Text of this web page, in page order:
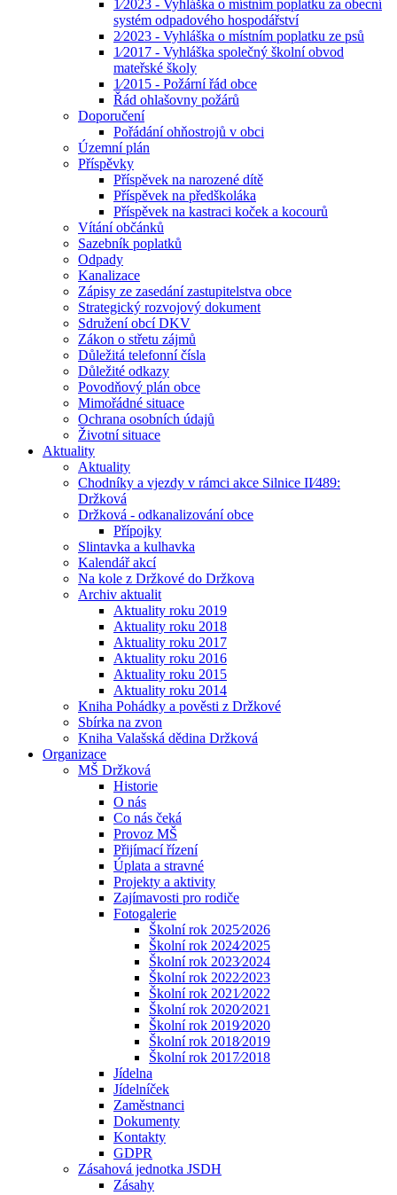
1⁄2023 - Vyhláška o místním poplatku za obecní
systém odpadového hospodářství
2⁄2023 - Vyhláška o místním poplatku ze psů
1⁄2017 - Vyhláška společný školní obvod
mateřské školy
1⁄2015 - Požární řád obce
Řád ohlašovny požárů
Doporučení
Pořádání ohňostrojů v obci
Územní plán
Příspěvky
Příspěvek na narozené dítě
Příspěvek na předškoláka
Příspěvek na kastraci koček a kocourů
Vítání občánků
Sazebník poplatků
Odpady
Kanalizace
Zápisy ze zasedání zastupitelstva obce
Strategický rozvojový dokument
Sdružení obcí DKV
Zákon o střetu zájmů
Důležitá telefonní čísla
Důležité odkazy
Povodňový plán obce
Mimořádné situace
Ochrana osobních údajů
Životní situace
Aktuality
Aktuality
Chodníky a vjezdy v rámci akce Silnice II⁄489:
Držková
Držková - odkanalizování obce
Přípojky
Slintavka a kulhavka
Kalendář akcí
Na kole z Držkové do Držkova
Archiv aktualit
Aktuality roku 2019
Aktuality roku 2018
Aktuality roku 2017
Aktuality roku 2016
Aktuality roku 2015
Aktuality roku 2014
Kniha Pohádky a pověsti z Držkové
Sbírka na zvon
Kniha Valašská dědina Držková
Organizace
MŠ Držková
Historie
O nás
Co nás čeká
Provoz MŠ
Přijímací řízení
Úplata a stravné
Projekty a aktivity
Zajímavosti pro rodiče
Fotogalerie
Školní rok 2025⁄2026
Školní rok 2024⁄2025
Školní rok 2023⁄2024
Školní rok 2022⁄2023
Školní rok 2021⁄2022
Školní rok 2020⁄2021
Školní rok 2019⁄2020
Školní rok 2018⁄2019
Školní rok 2017⁄2018
Jídelna
Jídelníček
Zaměstnanci
Dokumenty
Kontakty
GDPR
Zásahová jednotka JSDH
Zásahy